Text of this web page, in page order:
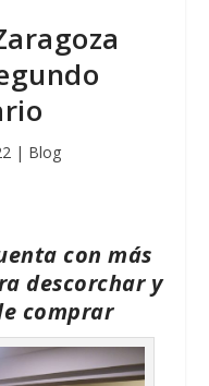
| Blog
con más
descorchar y
comprar